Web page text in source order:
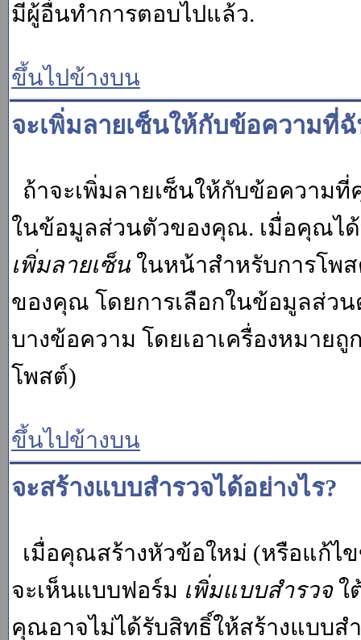
มีผู้อื่นทำการตอบไปแล้ว.
ขึ้นไปข้างบน
จะเพิ่มลายเซ็นให้กับข้อความที่
ถ้าจะเพิ่มลายเซ็นให้กับข้อความ
ในข้อมูลส่วนตัวของคุณ. เมื่อคุณไ
เพิ่มลายเซ็น ในหน้าสำหรับการโพ
ของคุณ โดยการเลือกในข้อมูลส่ว
บางข้อความ โดยเอาเครื่องหมาย
โพสต์)
ขึ้นไปข้างบน
จะสร้างแบบสำรวจได้อย่างไร?
เมื่อคุณสร้างหัวข้อใหม่ (หรือแก้
จะเห็นแบบฟอร์ม เพิ่มแบบสำรวจใ
คุณอาจไม่ได้รับสิทธิ์ให้สร้างแบบส